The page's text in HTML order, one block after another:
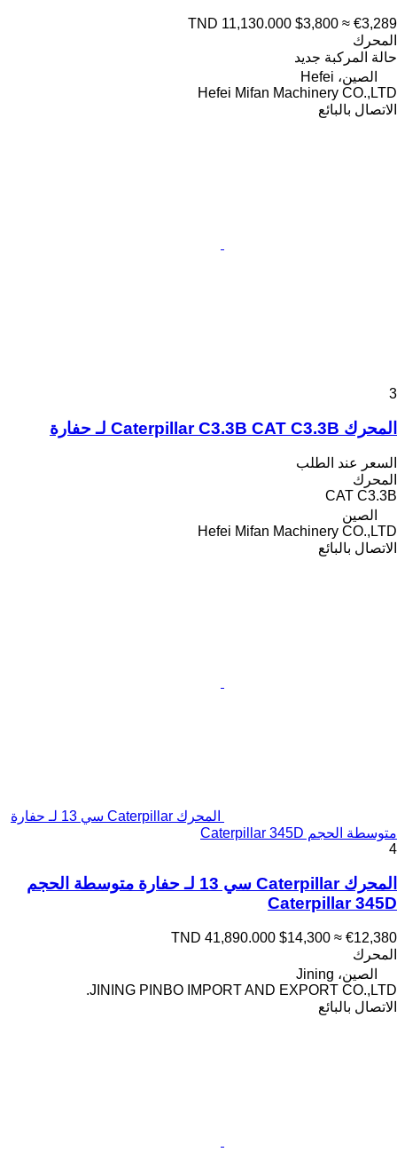
TND 11,130.000 $3,800 ≈ €3,289
المحرك
حالة المركبة جديد
الصين، Hefei
Hefei Mifan Machinery CO.,LTD
الاتصال بالبائع
3
المحرك Caterpillar C3.3B CAT C3.3B لـ حفارة
السعر عند الطلب
المحرك
CAT C3.3B
الصين
Hefei Mifan Machinery CO.,LTD
الاتصال بالبائع
المحرك Caterpillar سي 13 لـ حفارة
متوسطة الحجم Caterpillar 345D
4
المحرك Caterpillar سي 13 لـ حفارة متوسطة الحجم
Caterpillar 345D
TND 41,890.000 $14,300 ≈ €12,380
المحرك
الصين، Jining
JINING PINBO IMPORT AND EXPORT CO.,LTD.
الاتصال بالبائع